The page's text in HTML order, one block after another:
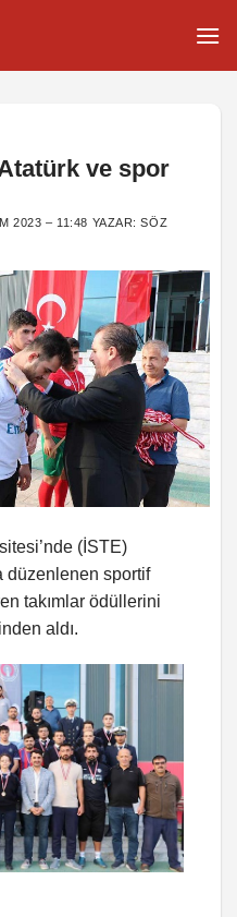
ve spor
2023 – 11:48 YAZAR:SÖZ
(İSTE)
düzenlenen sportif
takımlar ödüllerini
aldı.